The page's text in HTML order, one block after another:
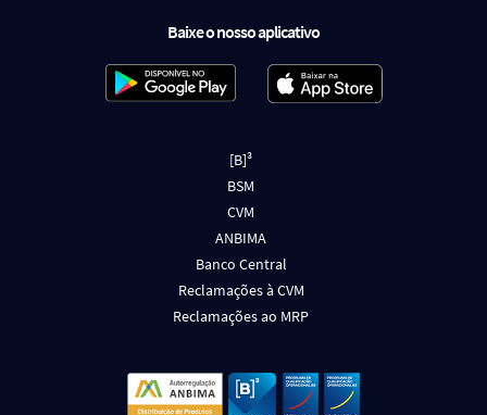
Baixe o nosso aplicativo
[B]³
BSM
CVM
ANBIMA
Banco Central
Reclamações à CVM
Reclamações ao MRP